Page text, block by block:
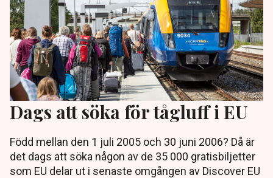
Dags att söka för tågluff i EU
Född mellan den 1 juli 2005 och 30 juni 2006? Då är
det dags att söka någon av de 35 000 gratisbiljetter
som EU delar ut i senaste omgången av Discover EU